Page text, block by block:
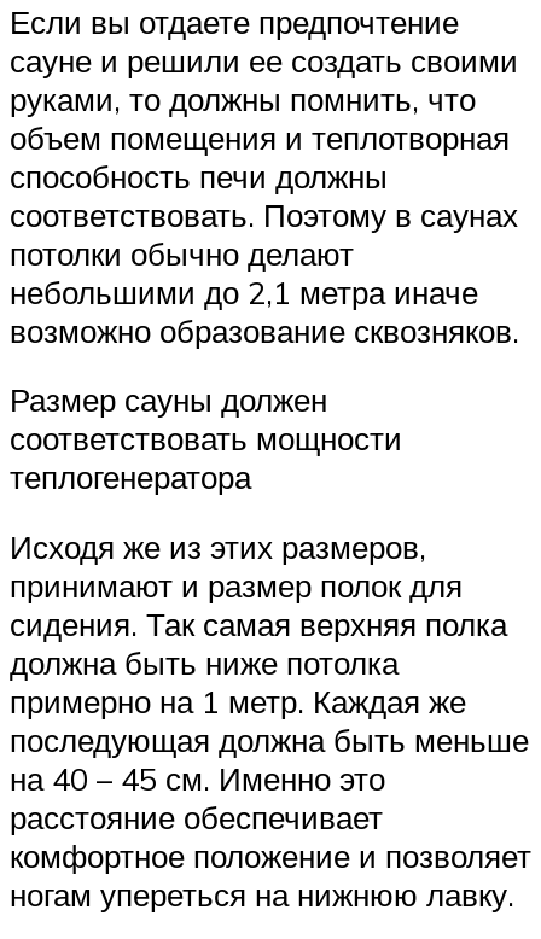
Если вы отдаете предпочтение
сауне и решили ее создать своими
руками, то должны помнить, что
объем помещения и теплотворная
способность печи должны
соответствовать. Поэтому в саунах
потолки обычно делают
небольшими до 2,1 метра иначе
возможно образование сквозняков.
Размер сауны должен
соответствовать мощности
теплогенератора
Исходя же из этих размеров,
принимают и размер полок для
сидения. Так самая верхняя полка
должна быть ниже потолка
примерно на 1 метр. Каждая же
последующая должна быть меньше
на 40 – 45 см. Именно это
расстояние обеспечивает
комфортное положение и позволяет
ногам упереться на нижнюю лавку.